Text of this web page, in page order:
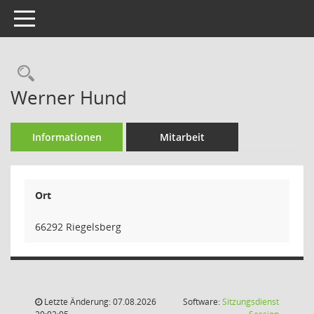
Toggle navigation
Rechercheauswahl
Werner Hund
Informationen Mitarbeit
Ort
66292 Riegelsberg
Letzte Änderung: 07.08.2026
Software:Sitzungsdienst